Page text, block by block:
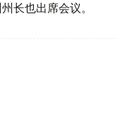
长也出席会议。